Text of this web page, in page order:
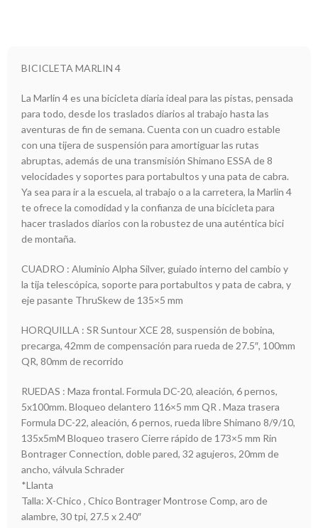
BICICLETA MARLIN 4
La Marlin 4 es una bicicleta diaria ideal para las pistas, pensada
para todo, desde los traslados diarios al trabajo hasta las
aventuras de fin de semana. Cuenta con un cuadro estable
con una tijera de suspensión para amortiguar las rutas
abruptas, además de una transmisión Shimano ESSA de 8
velocidades y soportes para portabultos y una pata de cabra.
Ya sea para ir a la escuela, al trabajo o a la carretera, la Marlin 4
te ofrece la comodidad y la confianza de una bicicleta para
hacer traslados diarios con la robustez de una auténtica bici
de montaña.
CUADRO : Aluminio Alpha Silver, guiado interno del cambio y
la tija telescópica, soporte para portabultos y pata de cabra, y
eje pasante ThruSkew de 135×5 mm
HORQUILLA : SR Suntour XCE 28, suspensión de bobina,
precarga, 42mm de compensación para rueda de 27.5″, 100mm
QR, 80mm de recorrido
RUEDAS : Maza frontal. Formula DC-20, aleación, 6 pernos,
5x100mm. Bloqueo delantero 116×5 mm QR . Maza trasera
Formula DC-22, aleación, 6 pernos, rueda libre Shimano 8/9/10,
135x5mM Bloqueo trasero Cierre rápido de 173×5 mm Rin
Bontrager Connection, doble pared, 32 agujeros, 20mm de
ancho, válvula Schrader
*Llanta
Talla: X-Chico , Chico Bontrager Montrose Comp, aro de
alambre, 30 tpi, 27.5 x 2.40″